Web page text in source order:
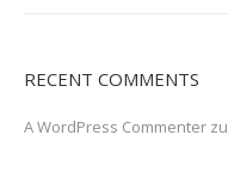
RECENT COMMENTS
A WordPress Commenter zu